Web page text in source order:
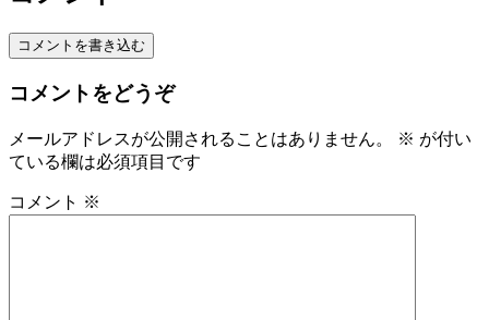
コメントを書き込む
コメントをどうぞ
メールアドレスが公開されることはありません。 ※ が付い
ている欄は必須項目です
コメント ※